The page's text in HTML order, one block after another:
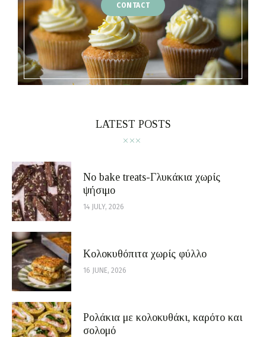
CONTACT
LATEST POSTS
No bake treats-Γλυκάκια χωρίς
ψήσιμο
14 JULY, 2026
Κολοκυθόπιτα χωρίς φύλλο
16 JUNE, 2026
Ρολάκια με κολοκυθάκι, καρότο και
σολομό